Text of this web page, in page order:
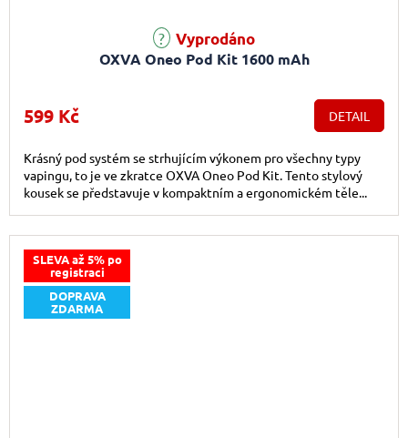
OXVA Oneo Pod Kit 1600 mAh
Průměrné hodnocení produktu je 5,0 z 5 hvězdiček.
Vyprodáno
599 Kč DETAIL
Krásný pod systém se strhujícím výkonem pro všechny typy
vapingu, to je ve zkratce OXVA Oneo Pod Kit. Tento stylový
kousek se představuje v kompaktním a ergonomickém těle...
SLEVA až 5% po
registraci
DOPRAVA
ZDARMA